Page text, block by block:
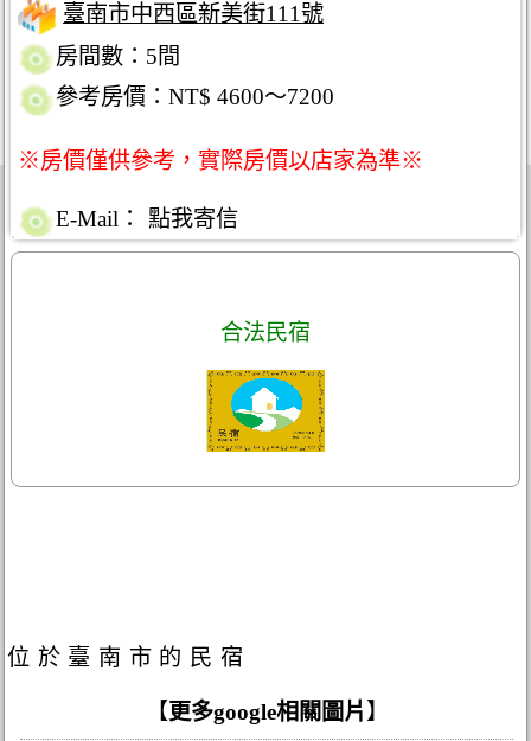
臺南市中西區新美街111號
房間數：5間
參考房價：NT$ 4600～7200
※房價僅供參考，實際房價以店家為準※
E-Mail： 點我寄信
合法民宿
位於臺南市的民宿
【 更多google相關圖片 】